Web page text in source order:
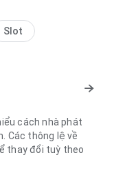
Slot
cách nhà phát
Các thông lệ về
thay đổi tuỳ theo